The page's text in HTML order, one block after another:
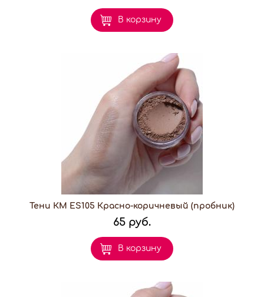
В корзину
Тени КМ ES105 Красно-коричневый (пробник)
65 руб.
В корзину